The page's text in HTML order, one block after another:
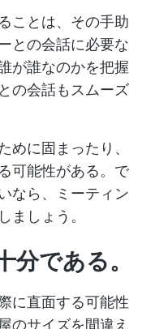
ことは、その手助
との会話に必要な
が誰なのかを把握
の会話もスムーズ
めに固まったり、
可能性がある。で
なら、ミーティン
ましょう。
である。
に直面する可能性
のサイズを間違え